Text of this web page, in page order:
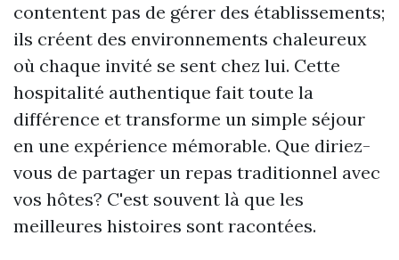
contentent pas de gérer des établissements;
ils créent des environnements chaleureux
où chaque invité se sent chez lui. Cette
hospitalité authentique fait toute la
différence et transforme un simple séjour
en une expérience mémorable. Que diriez-
vous de partager un repas traditionnel avec
vos hôtes? C'est souvent là que les
meilleures histoires sont racontées.